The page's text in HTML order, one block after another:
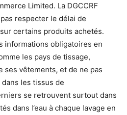
Limited. La DGCCRF
respecter le délai de
certains produits achetés.
informations obligatoires en
les pays de tissage,
vêtements, et de ne pas
les tissus de
se retrouvent surtout dans
dans l’eau à chaque lavage en